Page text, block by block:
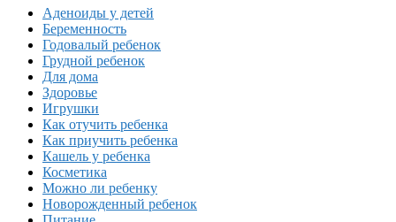
Аденоиды у детей
Беременность
Годовалый ребенок
Грудной ребенок
Для дома
Здоровье
Игрушки
Как отучить ребенка
Как приучить ребенка
Кашель у ребенка
Косметика
Можно ли ребенку
Новорожденный ребенок